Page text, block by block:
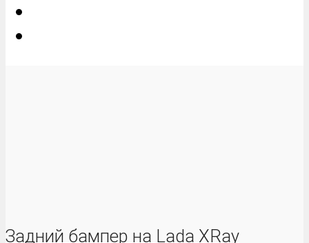
Задний бампер на Lada XRay